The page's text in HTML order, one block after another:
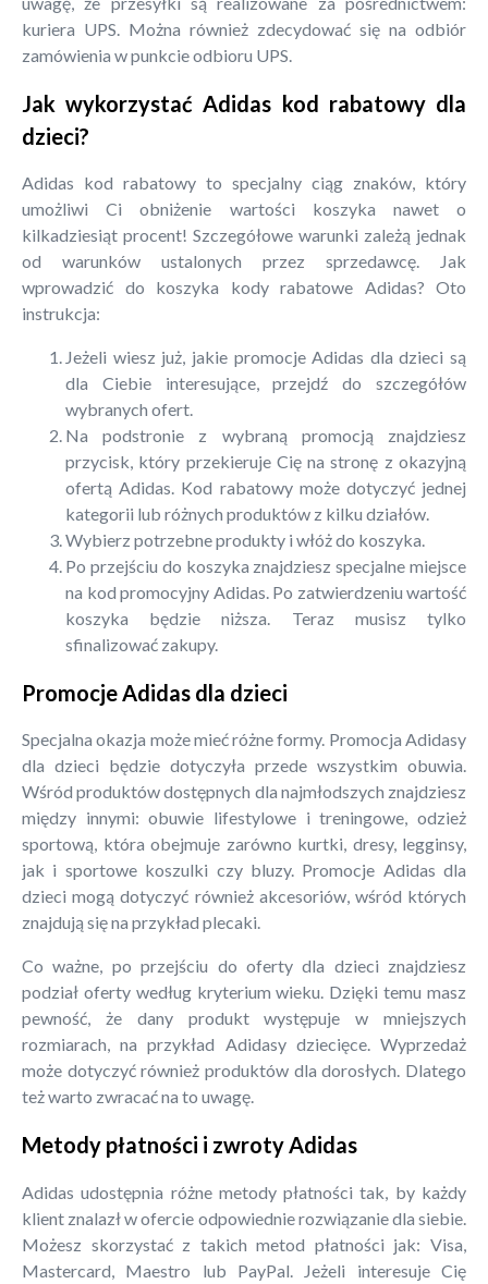
kuriera UPS. Można również zdecydować się na odbiór
zamówienia w punkcie odbioru UPS.
Jak wykorzystać Adidas kod rabatowy dla
dzieci?
Adidas kod rabatowy to specjalny ciąg znaków, który
umożliwi Ci obniżenie wartości koszyka nawet o
kilkadziesiąt procent! Szczegółowe warunki zależą jednak
od warunków ustalonych przez sprzedawcę. Jak
wprowadzić do koszyka kody rabatowe Adidas? Oto
instrukcja:
Jeżeli wiesz już, jakie promocje Adidas dla dzieci są
dla Ciebie interesujące, przejdź do szczegółów
wybranych ofert.
Na podstronie z wybraną promocją znajdziesz
przycisk, który przekieruje Cię na stronę z okazyjną
ofertą Adidas. Kod rabatowy może dotyczyć jednej
kategorii lub różnych produktów z kilku działów.
Wybierz potrzebne produkty i włóż do koszyka.
Po przejściu do koszyka znajdziesz specjalne miejsce
na kod promocyjny Adidas. Po zatwierdzeniu wartość
koszyka będzie niższa. Teraz musisz tylko
sfinalizować zakupy.
Promocje Adidas dla dzieci
Specjalna okazja może mieć różne formy. Promocja Adidasy
dla dzieci będzie dotyczyła przede wszystkim obuwia.
Wśród produktów dostępnych dla najmłodszych znajdziesz
między innymi: obuwie lifestylowe i treningowe, odzież
sportową, która obejmuje zarówno kurtki, dresy, legginsy,
jak i sportowe koszulki czy bluzy. Promocje Adidas dla
dzieci mogą dotyczyć również akcesoriów, wśród których
znajdują się na przykład plecaki.
Co ważne, po przejściu do oferty dla dzieci znajdziesz
podział oferty według kryterium wieku. Dzięki temu masz
pewność, że dany produkt występuje w mniejszych
rozmiarach, na przykład Adidasy dziecięce. Wyprzedaż
może dotyczyć również produktów dla dorosłych. Dlatego
też warto zwracać na to uwagę.
Metody płatności i zwroty Adidas
Adidas udostępnia różne metody płatności tak, by każdy
klient znalazł w ofercie odpowiednie rozwiązanie dla siebie.
Możesz skorzystać z takich metod płatności jak: Visa,
Mastercard, Maestro lub PayPal. Jeżeli interesuje Cię